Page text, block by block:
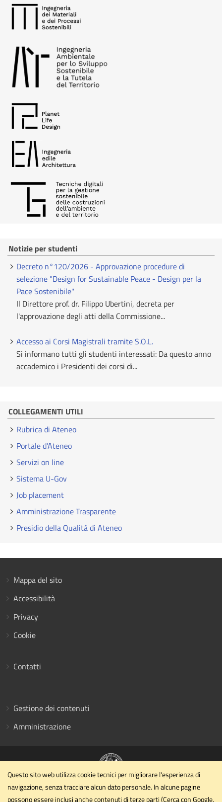
Notizie per studenti
Decreto n°120/2026 - Approvazione procedure di
selezione "Design for Sustainable Peace - Design per la
Pace Sostenibile"
Il Direttore prof. dr. Filippo Ubertini, decreta per
l'approvazione degli atti della Commissione...
Accesso ai Corsi Magistrali tramite S.O.L.
Si informano tutti gli studenti interessati: Da questo anno
accademico i Presidenti dei corsi di...
COLLEGAMENTI UTILI
Rubrica di Ateneo
Portale d’Ateneo
Servizi on line
Sistema U-Gov
Job placement
Amministrazione Trasparente
Presidio della Qualità di Ateneo
Mappa del sito
Accessibilità
Privacy
Cookie
Contatti
Gestione dei contenuti
Amministrazione
Dipartimento di Ingegneria civile ed ambientale
Questo sito web utilizza cookie tecnici per migliorare l'esperienza di
navigazione, senza tracciare alcun dato personale. In alcune pagine
possono essere inclusi anche contenuti di terze parti (Cerca con Google,